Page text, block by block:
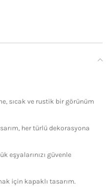
sıcak ve rustik bir görünüm
her türlü dekorasyona
eşyalarınızı güvenle
için kapaklı tasarım.